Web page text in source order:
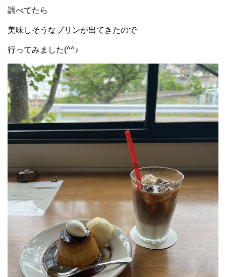
調べてたら
美味しそうなプリンが出てきたので
行ってみました(^^♪